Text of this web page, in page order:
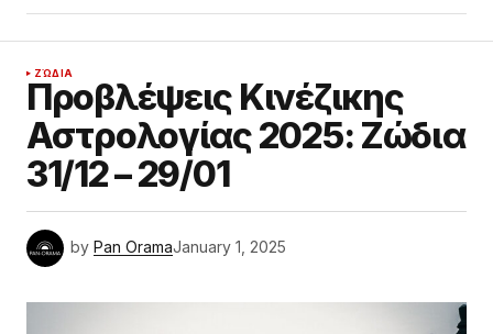
ΖΏΔΙΑ
Προβλέψεις Κινέζικης
Αστρολογίας 2025: Ζώδια
31/12 – 29/01
by Pan OramaJanuary 1, 2025